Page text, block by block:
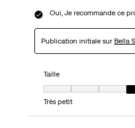
Oui, Je recommande ce
Publication initiale sur Bella
Taille
Taille, 4 sur 7, où 1 est égal à
Très petit